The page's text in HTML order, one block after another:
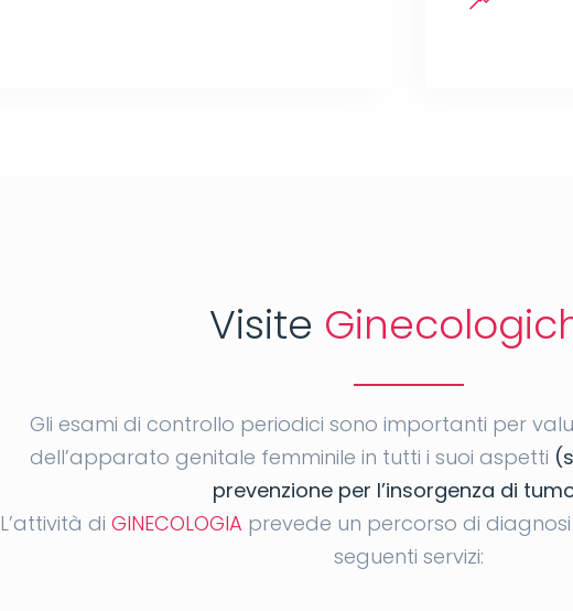
Visite
Gli esami di controllo periodici sono importanti per
dell’apparato genitale femminile in tutti i suoi aspetti
prevenzione per l’insorgenza di
L’attività diGINECOLOGIA prevede un percorso di
seguenti servizi: